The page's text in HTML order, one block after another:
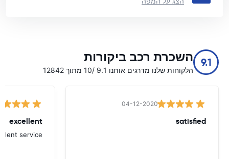
9.1 השכרת רכב ביקורות
הלקוחות שלנו מדרגים אותנו 9.1 /10 מתוך 12842
04-12-2020
satisfied
excellent
service